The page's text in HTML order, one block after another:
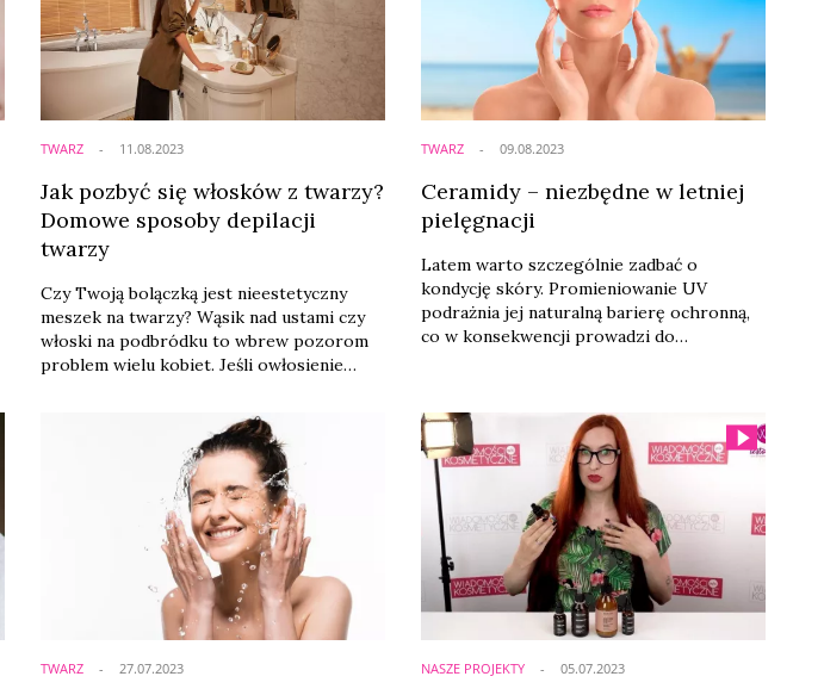
TWARZ
Jak pozbyć się włosków z twarzy?
Domowe sposoby depilacji
twarzy
Czy Twoją bolączką jest nieestetyczny
meszek na twarzy? Wąsik nad ustami czy
włoski na podbródku to wbrew pozorom
problem wielu kobiet. Jeśli owłosienie
się go skutecznie pozbyć, koniecznie
przeczytaj ten artykuł. Znajdziesz w nim
kilka sprawdzonych sposobów na to, jak
pozbyć się włosków z twarzy. Wybierz
najlepszą dla siebie metodę i ciesz się
idealnie gładką i kobiecą skórą ...
11.08.2023 TWARZ
Ceramidy – niezbędne w letniej
pielęgnacji
Latem warto szczególnie zadbać o
kondycję skóry. Promieniowanie UV
podrażnia jej naturalną barierę ochronną,
co w konsekwencji prowadzi do
procesów fotostarzenia. Dlatego, gdy
tylko skóra staje się przesuszona i
napięta, warto sięgnąć po produkty z
ceramidami – uszczelnią barierę i ochronią
skórę przed nadmierną utratą wody,
poprawiając jej ...
09.08.2023
TWARZ 27.07.2023 NASZE PROJEKTY 05.07.2023